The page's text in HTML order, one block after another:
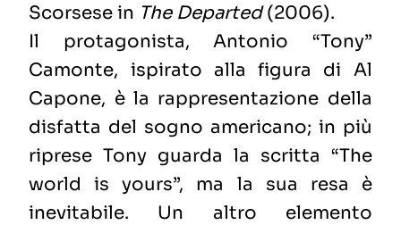
Scorsese in The Departed(2006).
Il protagonista, Antonio “Tony”
Camonte, ispirato alla figura di Al
Capone, è la rappresentazione della
disfatta del sogno americano; in più
riprese Tony guarda la scritta “The
world is yours”, ma la sua resa è
inevitabile. Un altro elemento